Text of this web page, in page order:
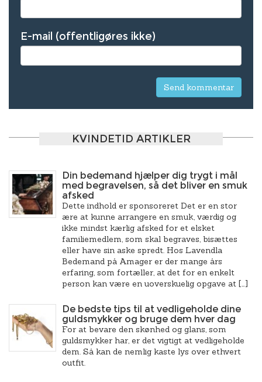
E-mail (offentligøres ikke)
KVINDETID ARTIKLER
Din bedemand hjælper dig trygt i mål
med begravelsen, så det bliver en smuk
afsked
Dette indhold er sponsoreret Det er en stor
ære at kunne arrangere en smuk, værdig og
ikke mindst kærlig afsked for et elsket
familiemedlem, som skal begraves, bisættes
eller have sin aske spredt. Hos Lavendla
Bedemand på Amager er der mange års
erfaring, som fortæller, at det for en enkelt
person kan være en uoverskuelig opgave at […]
De bedste tips til at vedligeholde dine
guldsmykker og bruge dem hver dag
For at bevare den skønhed og glans, som
guldsmykker har, er det vigtigt at vedligeholde
dem. Så kan de nemlig kaste lys over ethvert
outfit.